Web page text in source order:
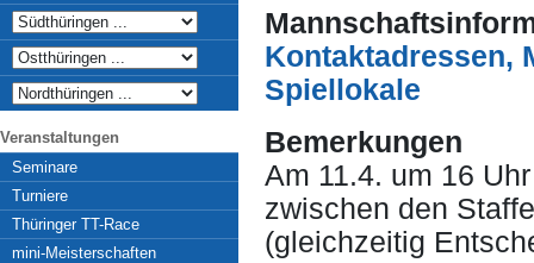
Veranstaltungen
Seminare
Turniere
Thüringer TT-Race
mini-Meisterschaften
Kontaktadressen,
Spiellokale
Bemerkungen
Am 11.4. um 16
zwischen den
(gleichzeitig